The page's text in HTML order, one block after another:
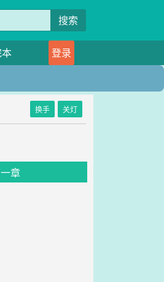
搜索
登录
换手 关灯
章